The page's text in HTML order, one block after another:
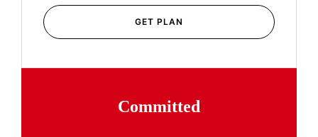
GET PLAN
Committed